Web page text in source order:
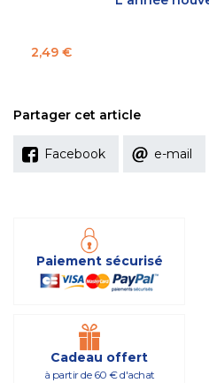
Prix
2,49 €
Partager cet article
Facebook e-mail
Paiement sécurisé
Cadeau offert
à partir de 60 € d'achat